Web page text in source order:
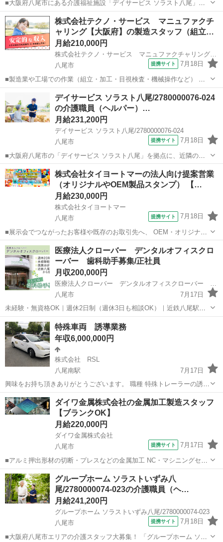
■大阪府八尾市にある介護福祉施設「デイサービス ソラスト八尾」で
の介護職（正社員）の求人募集。 夜勤なし、日曜定休、年間休日120
日以上！ 創業60年以上の大手企業の正社員として安定してお仕事でき
る環境です。 ・身体介護、生...
大阪 八尾市 ホームヘルパー
株式会社テクノ・サービス マニュファクチ
ャリング【大阪府】の製造スタッフ（組立…
月給210,000円
株式会社テクノ・サービス マニュファクチャリング【大阪府】
八尾市
提携サイト 7月18日
■製造業や工場での作業（組立・加工・目視検査・機械操作など） 具
体的には・・・ 製品に不備がないか目視チェック 部品を機械にセット
してボタン操作などなど 複雑な作業や力仕事はほとんどなく覚えやす
いものばかり！ 未経験の方...
倉庫管理
デイサービス ソラスト八尾/2780000076-024
の介護職員（ヘルパー）…
月給231,200円
デイサービス ソラスト八尾/2780000076-024
八尾市
提携サイト 7月18日
■大阪府八尾市の「デイサービス ソラスト八尾」を拠点に、近隣のグ
ループホームなども兼務いただく正社員スタッフを募集します。 ■ 経
験を、さらなる「武器」へ デイサービスとグループホーム、異なるサ
ービス形態を横断することで...
大阪 八尾市 ホームヘルパー
株式会社タイヨートマーの法人向け提案営業
（オリジナルやOEM製品スタンプ） 【…
月給230,000円
株式会社タイヨートマー
八尾市
提携サイト 7月18日
■展示会でつながったお客様や既存のお取引先へ、 OEM・オリジナル
スタンプの企画提案を行います。 飛び込みはなく、事前にアポイント
を取り、 じっくり課題をヒアリング。 デザイン案やサンプル制作を行
い、 約3回の訪問や電話で...
大阪 八尾市 代理店営業
医療法人クローバー デンタルオフィスクロ
ーバー 歯科助手募集/正社員
月収200,000円
八尾市
7月17日
未経験・無資格OK｜週休2日制（週休3日も相談OK）｜近鉄八尾駅か
ら徒歩5分 近鉄八尾駅から徒歩5分、アリオ八尾のすぐ近くにある通勤
便利な歯科医院です。 産休・育休の取得実績もあり、ライフステージ
が変わっても長く働ける環...
大阪 八尾市 歯科衛生士 医療法人
特殊車両 誘導業務
年収6,000,000円
株式会社 RSL
八尾南駅
7月17日
興味をお持ち頂きありがとうございます。 職種 特殊トレーラーの誘導
業務 資格 自動車運転免許証 能力があれば稼ぎたいだけ稼げます。 仕
事の内容は主に、普通乗用車や軽自動車の運転、無線を使った誘導が
お仕事になります。 たまに、...
大阪 八尾市 八尾南駅 ドライバー 業務
ダイワ金属株式会社の金属加工製造スタッフ
【ブランクOK】
月給220,000円
ダイワ金属株式会社
八尾市
提携サイト 7月17日
■アルミ押出形材の切断・プレスなどの金属加工 NC・マシニングセン
タを使った加工を中心に 切断やプレスなどの全ての工程をお願いしま
す。 ★小ロット、多品種のオーダー品をメインに 手掛けるので、単
純作業ではなく、 様々...
大阪 八尾市
グループホーム ソラストいずみ八
尾/2780000074-023の介護職員（ヘ…
月給241,200円
グループホーム ソラストいずみ八尾/2780000074-023
八尾市
提携サイト 7月18日
■大阪府八尾市エリアの介護スタッフ大募集！ 「グループホーム ソラ